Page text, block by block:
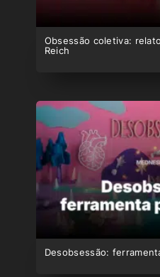
Obsessão coletiva:
Reich
Desobsessão: